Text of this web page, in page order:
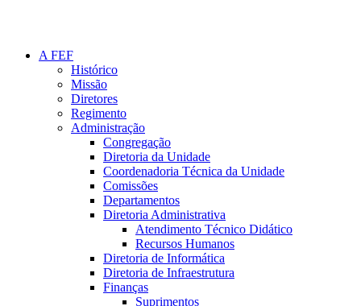
A FEF
Histórico
Missão
Diretores
Regimento
Administração
Congregação
Diretoria da Unidade
Coordenadoria Técnica da Unidade
Comissões
Departamentos
Diretoria Administrativa
Atendimento Técnico Didático
Recursos Humanos
Diretoria de Informática
Diretoria de Infraestrutura
Finanças
Suprimentos